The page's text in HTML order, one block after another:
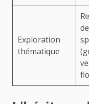
Exploration
thématique